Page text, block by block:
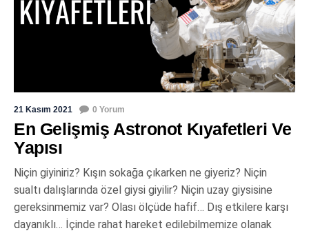
21 Kasım 2021 0 Yorum
En Gelişmiş Astronot Kıyafetleri Ve
Yapısı
Niçin giyiniriz? Kışın sokağa çıkarken ne giyeriz? Niçin
sualtı dalışlarında özel giysi giyilir? Niçin uzay giysisine
gereksinmemiz var? Olası ölçüde hafif… Dış etkilere karşı
dayanıklı… İçinde rahat hareket edilebilmemize olanak